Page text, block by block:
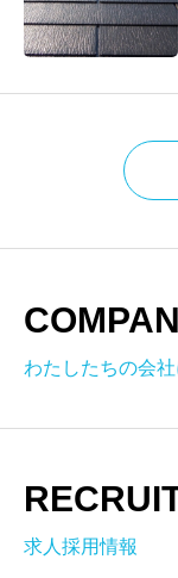
わたしたちの会
求人採用情報